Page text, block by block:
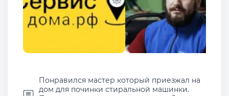
Понравился мастер который приезжал на
дом для починки стиральной машинки.